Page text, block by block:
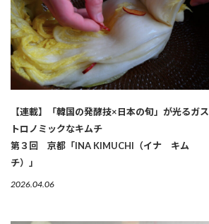
【連載】「韓国の発酵技×日本の旬」が光るガス
トロノミックなキムチ
第３回 京都「INA KIMUCHI（イナ キム
チ）」
2026.04.06